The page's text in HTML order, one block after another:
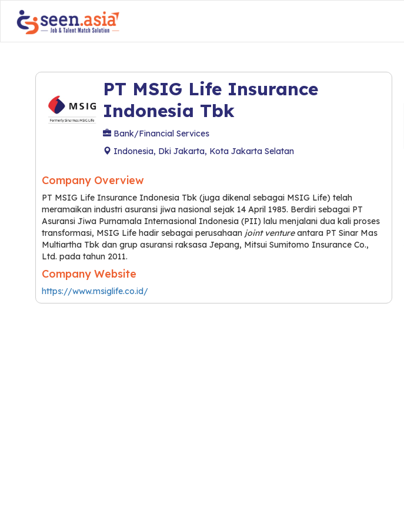
PT MSIG Life Insurance
Indonesia Tbk
Bank/Financial Services
Indonesia, Dki Jakarta, Kota Jakarta Selatan
Company Overview
PT MSIG Life Insurance Indonesia Tbk (juga dikenal sebagai MSIG Life) telah
meramaikan industri asuransi jiwa nasional sejak 14 April 1985. Berdiri sebagai PT
Asuransi Jiwa Purnamala Internasional Indonesia (PII) lalu menjalani dua kali proses
transformasi, MSIG Life hadir sebagai perusahaan joint ventureantara PT Sinar Mas
Multiartha Tbk dan grup asuransi raksasa Jepang, Mitsui Sumitomo Insurance Co.,
Ltd. pada tahun 2011.
Company Website
https://www.msiglife.co.id/